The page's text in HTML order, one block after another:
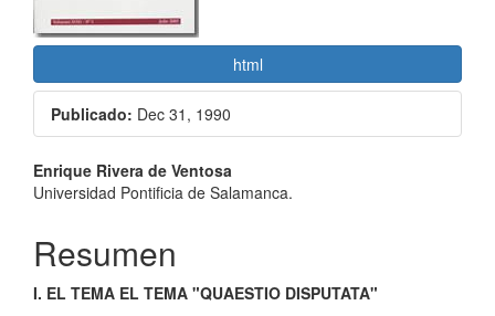
html
Publicado: Dec 31, 1990
Contenido
principal
del
artículo
Enrique Rivera de Ventosa
Universidad Pontificia de Salamanca.
Resumen
I. EL TEMA EL TEMA "QUAESTIO DISPUTATA"